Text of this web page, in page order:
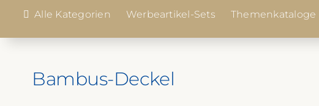
Alle Kategorien Werbeartikel-Sets Themenkataloge
Bambus-Deckel